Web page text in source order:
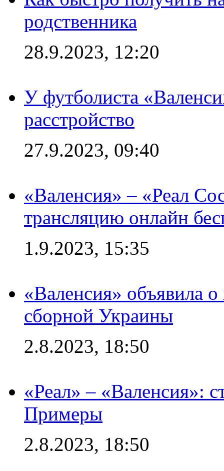
родственника
28.9.2023, 12:20
У футболиста
расстройство
27.9.2023, 09:40
«Валенсия» – «Реал
трансляцию онлайн
1.9.2023, 15:35
«Валенсия» объявила
сборной Украины
2.8.2023, 18:50
«Реал» – «Валенсия»:
Примеры
2.8.2023, 18:50